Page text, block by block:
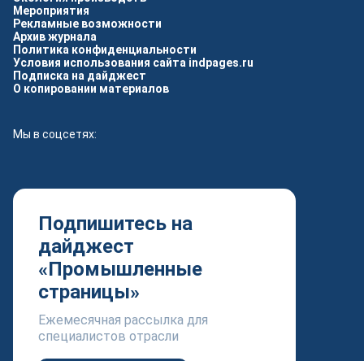
Мероприятия
Рекламные возможности
Архив журнала
Политика конфиденциальности
Условия использования сайта indpages.ru
Подписка на дайджест
О копировании материалов
Мы в соцсетях:
Подпишитесь на
дайджест
«Промышленные
страницы»
Ежемесячная рассылка для
специалистов отрасли